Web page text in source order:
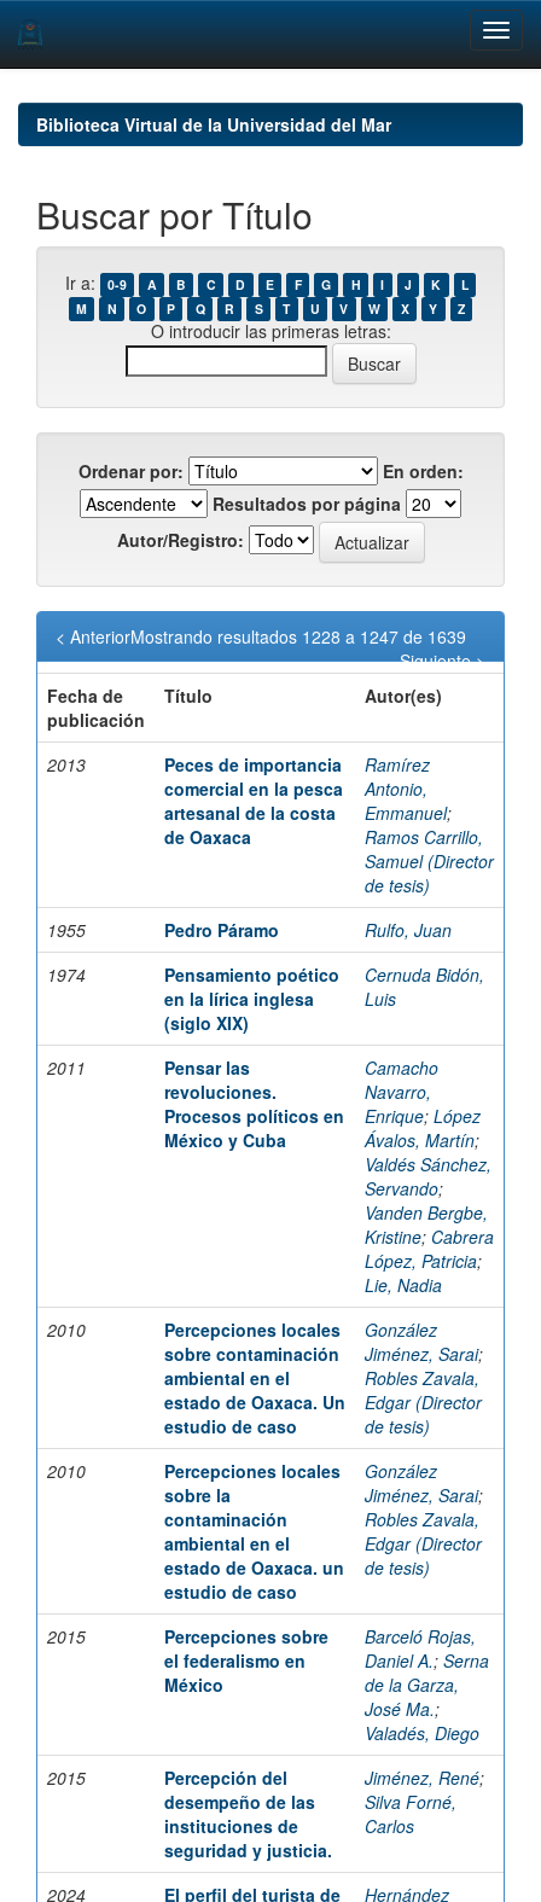
navigationBiblioteca Virtual de la Universidad del Mar
Buscar por Título
Ir a: 0-9 A B C D E F G H I J K
L
M
N O P Q R S T U V W X Y Z
O introducir las primeras letras:
Ordenar por:
En orden:
Resultados por página
Autor/Registro:
Mostrando resultados 1228 a 1247 de 1639
< Anterior
Siguiente >
Fecha de
publicación
Título Autor(es)
2013
Peces de importancia
comercial en la pesca
artesanal de la costa
de Oaxaca
Ramírez
Antonio,
Emmanuel;
Ramos Carrillo,
Samuel (Director
de tesis)
1955
Pedro Páramo
Rulfo, Juan
1974
Pensamiento poético
en la lírica inglesa
(siglo XIX)
Cernuda Bidón,
Luis
2011
Pensar las
revoluciones.
Procesos políticos en
México y Cuba
Camacho
Navarro,
Enrique; López
Ávalos, Martín;
Valdés Sánchez,
Servando;
Vanden Bergbe,
Kristine; Cabrera
López, Patricia;
Lie, Nadia
2010
Percepciones locales
sobre contaminación
ambiental en el
estado de Oaxaca. Un
estudio de caso
González
Jiménez, Sarai;
Robles Zavala,
Edgar (Director
de tesis)
2010
Percepciones locales
sobre la
contaminación
ambiental en el
estado de Oaxaca. un
estudio de caso
González
Jiménez, Sarai;
Robles Zavala,
Edgar (Director
de tesis)
2015
Percepciones sobre
el federalismo en
México
Barceló Rojas,
Daniel A.; Serna
de la Garza,
José Ma.;
Valadés, Diego
2015
Percepción del
desempeño de las
instituciones de
seguridad y justicia.
Jiménez, René;
Silva Forné,
Carlos
2024
El perfil del turista de
Hernández